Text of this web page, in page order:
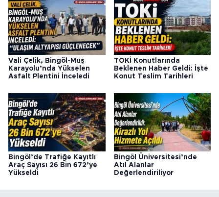
Vali Çelik, Bingöl-Muş
Karayolu’nda Yükselen
Asfalt Plentini İnceledi
TOKİ Konutlarında
Beklenen Haber Geldi: İşte
Konut Teslim Tarihleri
Bingöl’de Trafiğe Kayıtlı
Araç Sayısı 26 Bin 672’ye
Yükseldi
Bingöl Üniversitesi’nde
Atıl Alanlar
Değerlendiriliyor